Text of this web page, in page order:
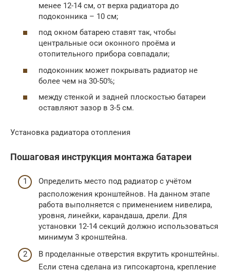
менее 12-14 см, от верха радиатора до
подоконника – 10 см;
под окном батарею ставят так, чтобы
центральные оси оконного проёма и
отопительного прибора совпадали;
подоконник может покрывать радиатор не
более чем на 30-50%;
между стенкой и задней плоскостью батареи
оставляют зазор в 3-5 см.
Установка радиатора отопления
Пошаговая инструкция монтажа батареи
Определить место под радиатор с учётом
расположения кронштейнов. На данном этапе
работа выполняется с применением нивелира,
уровня, линейки, карандаша, дрели. Для
установки 12-14 секций должно использоваться
минимум 3 кронштейна.
В проделанные отверстия вкрутить кронштейны.
Если стена сделана из гипсокартона, крепление